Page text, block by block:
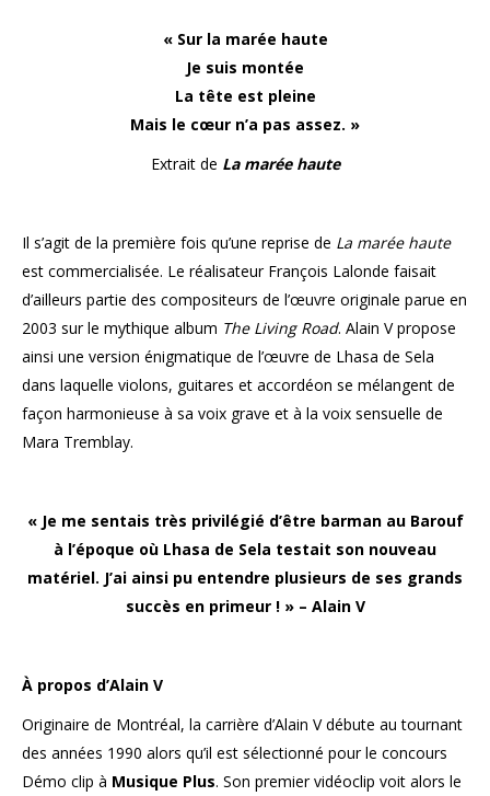
« Sur la marée haute
Je suis montée
La tête est pleine
Mais le cœur n’a pas assez. »
Extrait de La marée haute
Il s’agit de la première fois qu’une reprise de La marée haute
est commercialisée. Le réalisateur François Lalonde faisait
d’ailleurs partie des compositeurs de l’œuvre originale parue en
2003 sur le mythique album The Living Road. Alain V propose
ainsi une version énigmatique de l’œuvre de Lhasa de Sela
dans laquelle violons, guitares et accordéon se mélangent de
façon harmonieuse à sa voix grave et à la voix sensuelle de
Mara Tremblay.
« Je me sentais très privilégié d’être barman au Barouf
à l’époque où Lhasa de Sela testait son nouveau
matériel. J’ai ainsi pu entendre plusieurs de ses grands
succès en primeur ! » – Alain V
À propos d’Alain V
Originaire de Montréal, la carrière d’Alain V débute au tournant
des années 1990 alors qu’il est sélectionné pour le concours
Démo clip à Musique Plus. Son premier vidéoclip voit alors le